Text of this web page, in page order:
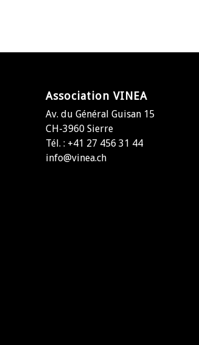
Association VINEA
Av. du Général Guisan 15
CH-3960 Sierre
Tél. : +41 27 456 31 44
info@vinea.ch